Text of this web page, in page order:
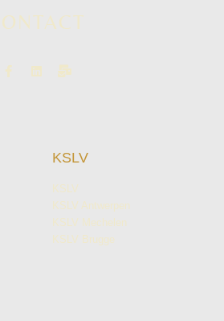
KSLV
KSLV
KSLV Antwerpen
KSLV Mechelen
KSLV Brugge